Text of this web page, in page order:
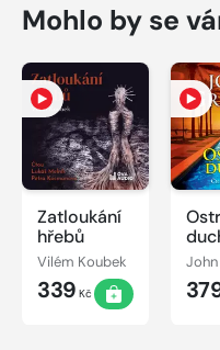
Mohlo by se
Zatloukání
hřebů
Vilém Koubek
339 Kč